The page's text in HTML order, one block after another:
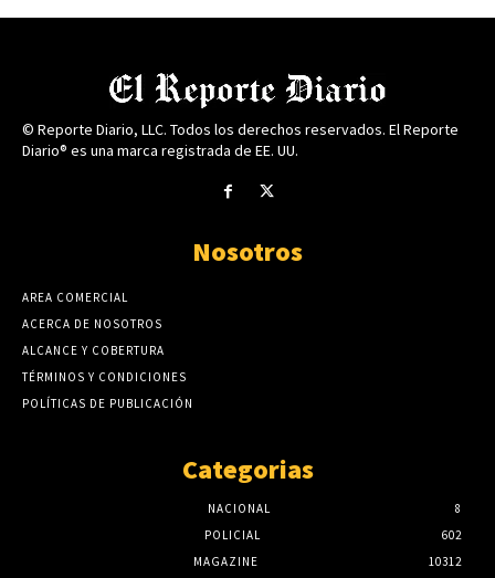
© Reporte Diario, LLC. Todos los derechos reservados. El Reporte
Diario® es una marca registrada de EE. UU.
Nosotros
AREA COMERCIAL
ACERCA DE NOSOTROS
ALCANCE Y COBERTURA
TÉRMINOS Y CONDICIONES
POLÍTICAS DE PUBLICACIÓN
Categorias
NACIONAL
8
POLICIAL
602
MAGAZINE
10312